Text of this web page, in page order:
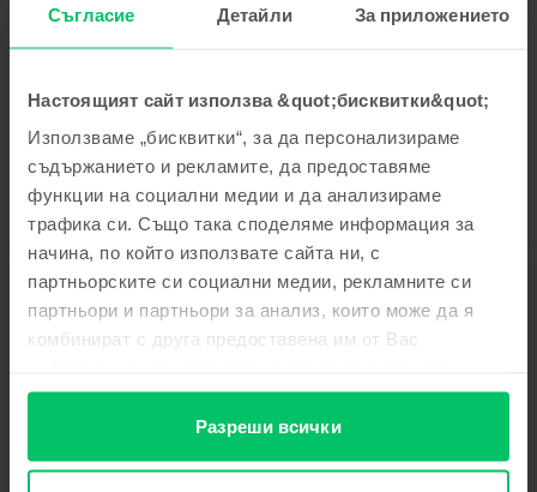
Съгласие Детайли За приложението
Настоящият сайт използва &quot;бисквитки&quot;
Използваме „бисквитки“, за да персонализираме
съдържанието и рекламите, да предоставяме
функции на социални медии и да анализираме
трафика си. Също така споделяме информация за
начина, по който използвате сайта ни, с
партньорските си социални медии, рекламните си
партньори и партньори за анализ, които може да я
комбинират с друга предоставена им от Вас
ползването от Ваша страна на услугите им.
Разреши всички
Доставка: приблизително 2-3 работни дни
Вноски с 0% лихва
Описание
Мобилен телефон Samsung Galaxy S20 Plus, Cloud White, 128 GB,
батерия, мощния процесор и огромното пространство за съхранение -
телефония. В момента Galaxy S20 има най-високата видео резолюция